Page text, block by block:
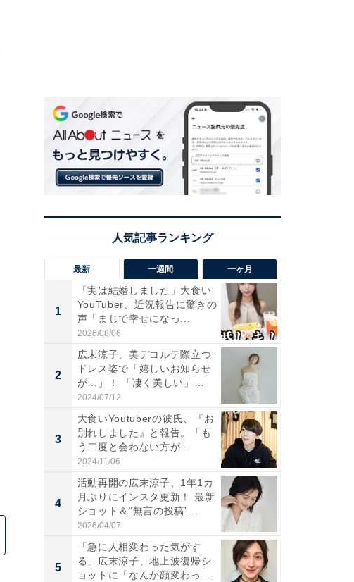
最新 一週間 一ヶ月
1
「実は結婚しました」大食い
YouTuber、近況報告に驚きの
声「まじで幸せになっ...
2026/08/06
2
広末涼子、美デコルテ際立つ
ドレス姿で「嬉しいお知らせ
が…」！ 「凄く美しい」
「透...
2024/07/12
3
大食いYoutuberの彼氏、『お
別れしました』と報告。「も
う二度と会わない方が...
2024/11/06
4
活動再開の広末涼子、1年1カ
月ぶりにインスタ更新！ 最新
ショット＆“無言の投稿”...
2026/04/07
5
「急に人相変わった気がす
る」広末涼子、地上波復帰シ
ョットに「なんか顔変わっ